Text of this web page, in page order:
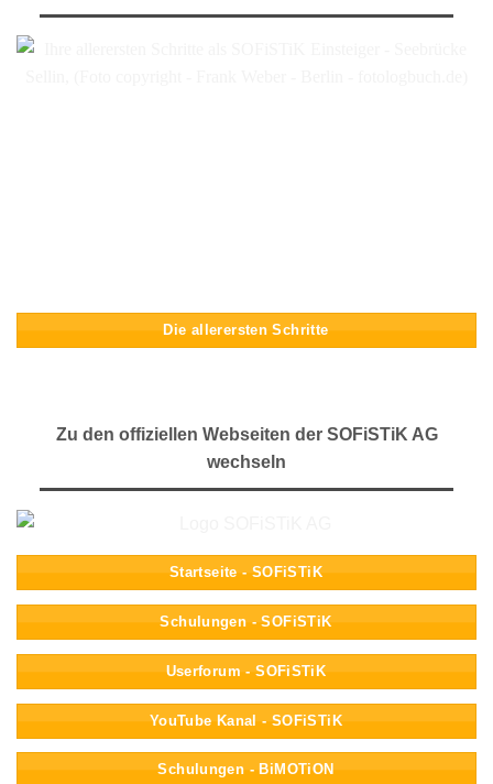
Die allerersten Schritte
Zu den offiziellen Webseiten der SOFiSTiK AG
wechseln
Startseite - SOFiSTiK
Schulungen - SOFiSTiK
Userforum - SOFiSTiK
YouTube Kanal - SOFiSTiK
Schulungen - BiMOTiON